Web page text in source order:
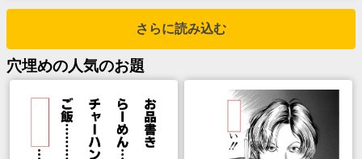
さらに読み込む
穴埋めの人気のお題